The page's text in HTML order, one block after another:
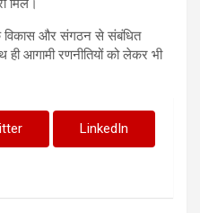
मिले।
विकास और संगठन से संबंधित
ही आगामी रणनीतियों को लेकर भी
LinkedIn